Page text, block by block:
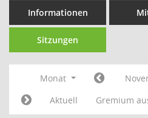
Informationen
Sitzungen
Monat
Aktuell
Gremium